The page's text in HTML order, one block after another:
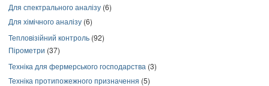
Для спектрального аналізу (6)
Для хімічного аналізу (6)
Тепловізійний контроль (92)
Пірометри (37)
Техніка для фермерського господарства (3)
Техніка протипожежного призначення (5)